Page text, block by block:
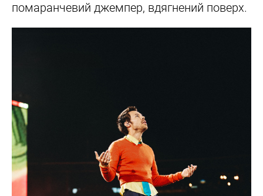
помаранчевий джемпер, вдягнений поверх.